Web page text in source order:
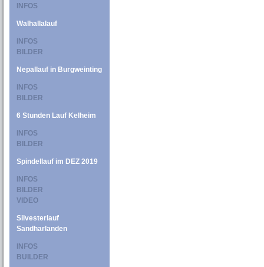
INFOS
Walhallalauf
INFOS
BILDER
Nepallauf in Burgweinting
INFOS
BILDER
6 Stunden Lauf Kelheim
INFOS
BILDER
Spindellauf im DEZ 2019
INFOS
BILDER
VIDEO
Silvesterlauf
Sandharlanden
INFOS
BUILDER